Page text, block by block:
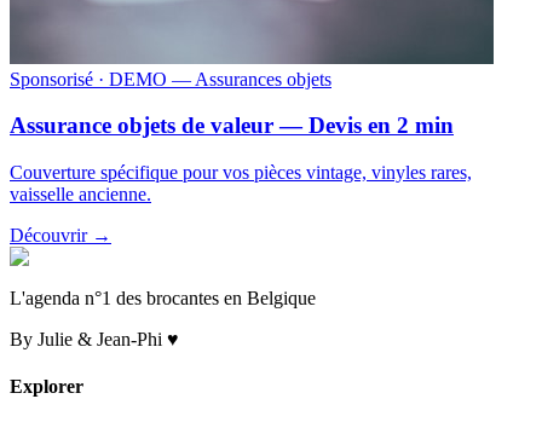
Sponsorisé · DEMO — Assurances objets
Assurance objets de valeur — Devis en 2 min
Couverture spécifique pour vos pièces vintage, vinyles rares,
vaisselle ancienne.
Découvrir →
L'agenda n°1 des brocantes en Belgique
By Julie & Jean-Phi ♥
Explorer